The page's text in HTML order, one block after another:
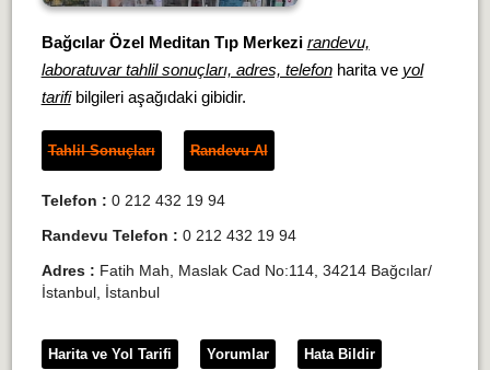
Bağcılar Özel Meditan Tıp Merkezi randevu,
laboratuvar tahlil sonuçları, adres, telefonharita ve yol
tarifibilgileri aşağıdaki gibidir.
Tahlil Sonuçları Randevu Al
Telefon : 0 212 432 19 94
Randevu Telefon : 0 212 432 19 94
Adres : Fatih Mah, Maslak Cad No:114, 34214 Bağcılar/
İstanbul, İstanbul
Harita ve Yol Tarifi Yorumlar Hata Bildir